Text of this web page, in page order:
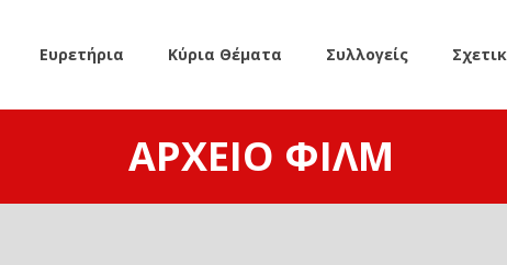
Ευρετήρια Κύρια Θέματα Συλλογείς
ΑΡΧΕΊΟ ΦΙΛΜ